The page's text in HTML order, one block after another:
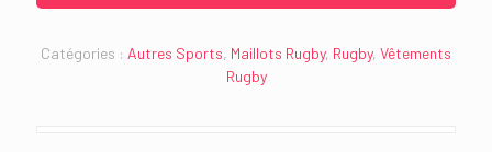
Catégories : Autres Sports, Maillots Rugby, Rugby, Vêtements
Rugby